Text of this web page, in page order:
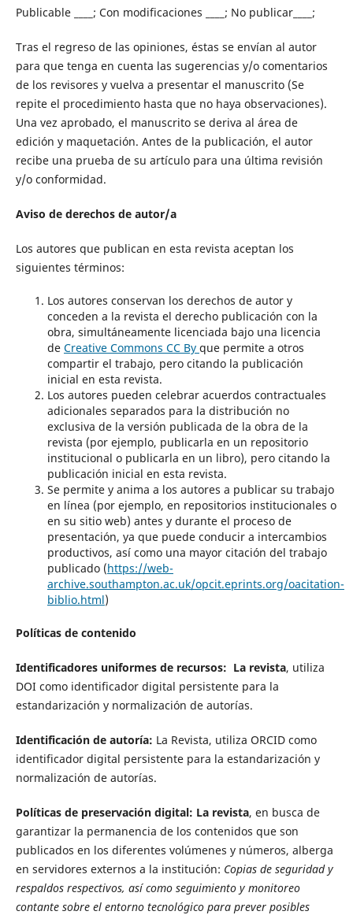
Publicable ____; Con modificaciones ____; No publicar____;
Tras el regreso de las opiniones, éstas se envían al autor
para que tenga en cuenta las sugerencias y/o comentarios
de los revisores y vuelva a presentar el manuscrito (Se
repite el procedimiento hasta que no haya observaciones).
Una vez aprobado, el manuscrito se deriva al área de
edición y maquetación. Antes de la publicación, el autor
recibe una prueba de su artículo para una última revisión
y/o conformidad.
Aviso de derechos de autor/a
Los autores que publican en esta revista aceptan los
siguientes términos:
Los autores conservan los derechos de autor y
conceden a la revista el derecho publicación con la
obra, simultáneamente licenciada bajo una licencia
de Creative Commons CC By que permite a otros
compartir el trabajo, pero citando la publicación
inicial en esta revista.
Los autores pueden celebrar acuerdos contractuales
adicionales separados para la distribución no
exclusiva de la versión publicada de la obra de la
revista (por ejemplo, publicarla en un repositorio
institucional o publicarla en un libro), pero citando la
publicación inicial en esta revista.
Se permite y anima a los autores a publicar su trabajo
en línea (por ejemplo, en repositorios institucionales o
en su sitio web) antes y durante el proceso de
presentación, ya que puede conducir a intercambios
productivos, así como una mayor citación del trabajo
publicado (https://web-
archive.southampton.ac.uk/opcit.eprints.org/oacitation-
biblio.html)
Políticas de contenido
Identificadores uniformes de recursos: La revista, utiliza
DOI como identificador digital persistente para la
estandarización y normalización de autorías.
Identificación de autoría: La Revista, utiliza ORCID como
identificador digital persistente para la estandarización y
normalización de autorías.
Políticas de preservación digital: La revista, en busca de
garantizar la permanencia de los contenidos que son
publicados en los diferentes volúmenes y números, alberga
en servidores externos a la institución: Copias de seguridad y
respaldos respectivos, así como seguimiento y monitoreo
contante sobre el entorno tecnológico para prever posibles